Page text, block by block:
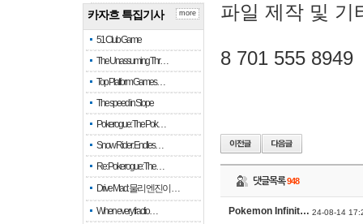
카자흐 특집기사
51 Club Game
The Unassuming Thr…
Top Platform Games…
The speed in Slope
Pokerogue: The Pok…
Snow Rider: Endles…
Re: Pokerogue: The…
Drive Mad: 물리 엔진이 …
When every fractio…
more 파일 제작 및 기
8 701 555 8949
댓글목록948
Pokemon Infinit… 24-08-14